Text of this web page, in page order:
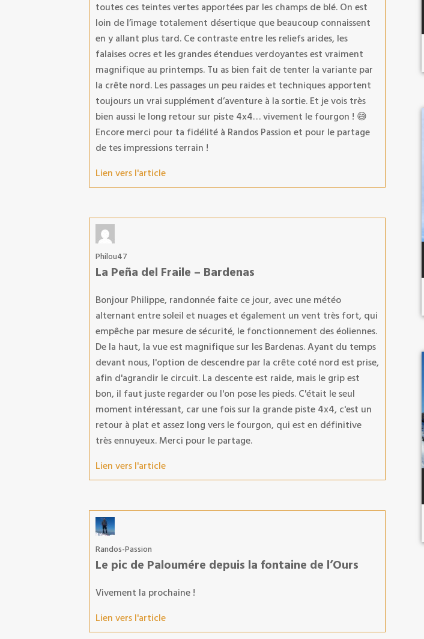
toutes ces teintes vertes apportées par les champs de blé. On est
loin de l’image totalement désertique que beaucoup connaissent
en y allant plus tard. Ce contraste entre les reliefs arides, les
falaises ocres et les grandes étendues verdoyantes est vraiment
magnifique au printemps. Tu as bien fait de tenter la variante par
la crête nord. Les passages un peu raides et techniques apportent
toujours un vrai supplément d’aventure à la sortie. Et je vois très
bien aussi le long retour sur piste 4x4… vivement le fourgon ! 😅
Encore merci pour ta fidélité à Randos Passion et pour le partage
de tes impressions terrain !
Lien vers l'article
Philou47
La Peña del Fraile – Bardenas
Bonjour Philippe, randonnée faite ce jour, avec une météo
alternant entre soleil et nuages et également un vent très fort, qui
empêche par mesure de sécurité, le fonctionnement des éoliennes.
De la haut, la vue est magnifique sur les Bardenas. Ayant du temps
devant nous, l'option de descendre par la crête coté nord est prise,
afin d'agrandir le circuit. La descente est raide, mais le grip est
bon, il faut juste regarder ou l'on pose les pieds. C'était le seul
moment intéressant, car une fois sur la grande piste 4x4, c'est un
retour à plat et assez long vers le fourgon, qui est en définitive
très ennuyeux. Merci pour le partage.
Lien vers l'article
Randos-Passion
Le pic de Paloumére depuis la fontaine de l’Ours
Vivement la prochaine !
Lien vers l'article